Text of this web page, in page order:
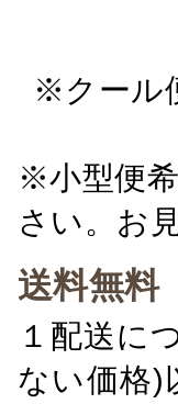
※クール
※小型便
さい。お
送料無料
１配送に
ない価格)